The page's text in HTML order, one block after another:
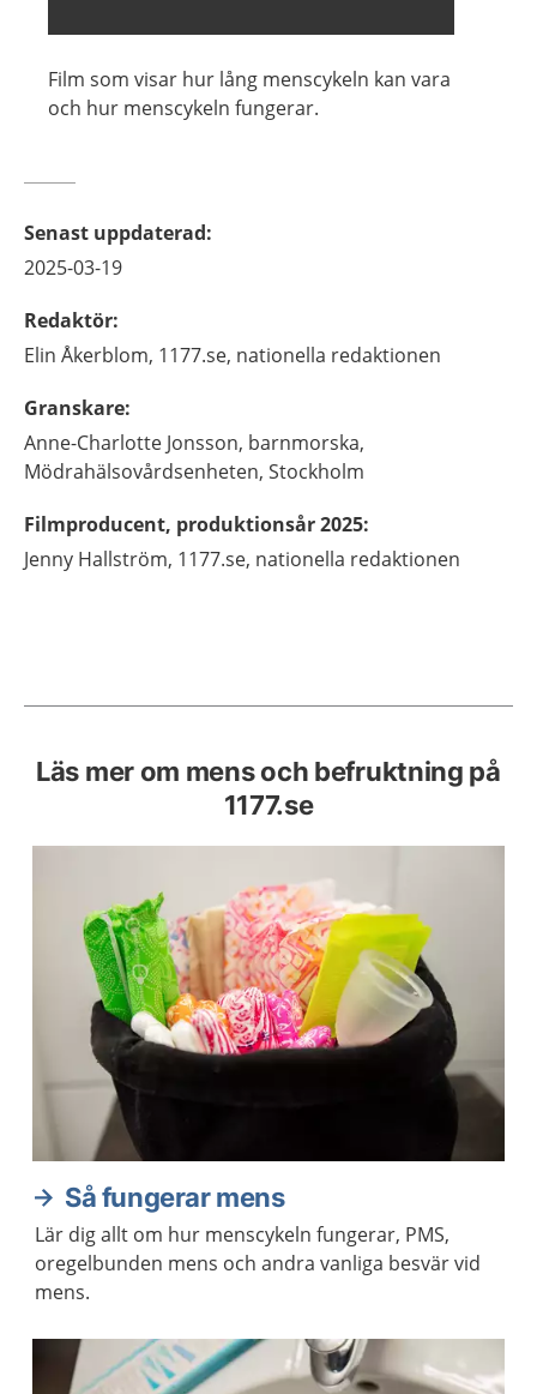
Film som visar hur lång menscykeln kan vara
och hur menscykeln fungerar.
Senast uppdaterad:
2025-03-19
Redaktör:
Elin Åkerblom, 1177.se, nationella redaktionen
Granskare:
Anne-Charlotte Jonsson, barnmorska,
Mödrahälsovårdsenheten, Stockholm
Filmproducent, produktionsår 2025:
Jenny Hallström, 1177.se, nationella redaktionen
Läs mer om mens och befruktning på
1177.se
Så fungerar mens
Lär dig allt om hur menscykeln fungerar, PMS,
oregelbunden mens och andra vanliga besvär vid
mens.